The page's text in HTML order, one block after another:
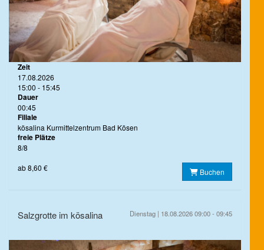
Zeit
17.08.2026
15:00 - 15:45
Dauer
00:45
Filiale
kösalina Kurmittelzentrum Bad Kösen
freie Plätze
8/8
ab 8,60 €
Buchen
Salzgrotte im kösalina Dienstag | 18.08.2026 09:00 - 09:45